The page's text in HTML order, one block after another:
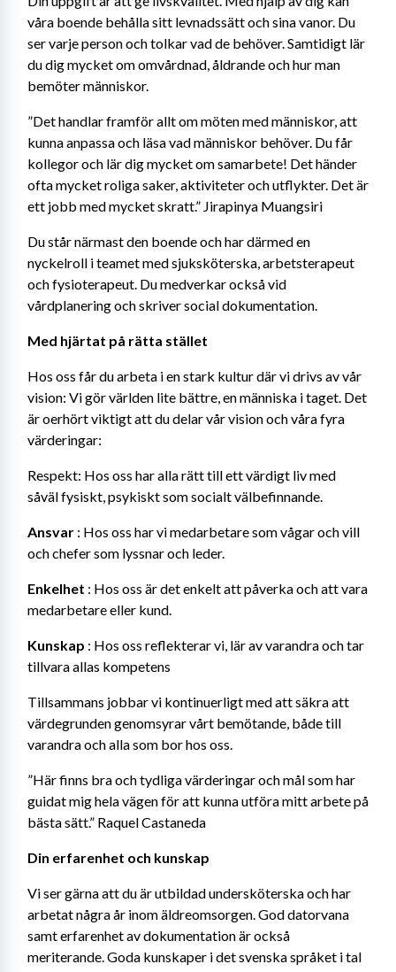
våra boende behålla sitt levnadssätt och sina vanor. Du
ser varje person och tolkar vad de behöver. Samtidigt lär
du dig mycket om omvårdnad, åldrande och hur man
bemöter människor.
”Det handlar framför allt om möten med människor, att
kunna anpassa och läsa vad människor behöver. Du får
kollegor och lär dig mycket om samarbete! Det händer
ofta mycket roliga saker, aktiviteter och utflykter. Det är
ett jobb med mycket skratt.” Jirapinya Muangsiri
Du står närmast den boende och har därmed en
nyckelroll i teamet med sjuksköterska, arbetsterapeut
och fysioterapeut. Du medverkar också vid
vårdplanering och skriver social dokumentation.
Med hjärtat på rätta stället
Hos oss får du arbeta i en stark kultur där vi drivs av vår
vision: Vi gör världen lite bättre, en människa i taget. Det
är oerhört viktigt att du delar vår vision och våra fyra
värderingar:
Respekt: Hos oss har alla rätt till ett värdigt liv med
såväl fysiskt, psykiskt som socialt välbefinnande.
Ansvar : Hos oss har vi medarbetare som vågar och vill
och chefer som lyssnar och leder.
Enkelhet : Hos oss är det enkelt att påverka och att vara
medarbetare eller kund.
Kunskap : Hos oss reflekterar vi, lär av varandra och tar
tillvara allas kompetens
Tillsammans jobbar vi kontinuerligt med att säkra att
värdegrunden genomsyrar vårt bemötande, både till
varandra och alla som bor hos oss.
”Här finns bra och tydliga värderingar och mål som har
guidat mig hela vägen för att kunna utföra mitt arbete på
bästa sätt.” Raquel Castaneda
Din erfarenhet och kunskap
Vi ser gärna att du är utbildad undersköterska och har
arbetat några år inom äldreomsorgen. God datorvana
samt erfarenhet av dokumentation är också
meriterande. Goda kunskaper i det svenska språket i tal